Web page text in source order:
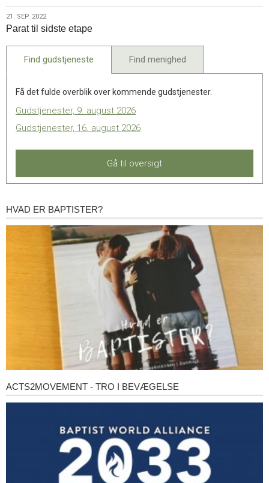
2022
21.
sep.
2022
21. SEP. 2022
Parat til sidste etape
Find gudstjeneste Find menighed
Få det fulde overblik over kommende gudstjenester.
Gudstjenester, 9. august 2026
Gudstjenester, 16. august 2026
Gå til oversigt
Hvad
HVAD ER BAPTISTER?
Acts2Movement
ACTS2MOVEMENT - TRO I BEVÆGELSE